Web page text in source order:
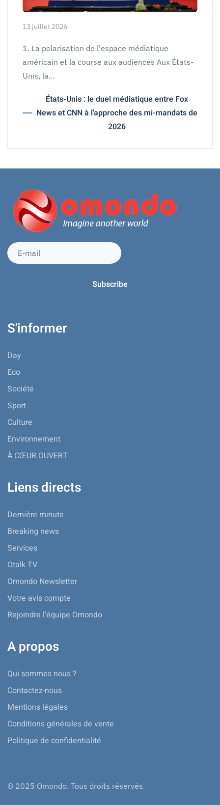
13 juillet 2026
1. La polarisation de l'espace médiatique
américain et la course aux audiences Aux États-
Unis, la…
États-Unis : le duel médiatique entre Fox
News et CNN à l'approche des mi-mandats de
2026
S'informer
Day
Eco
Société
Sport
Culture
Environnement
À CŒUR OUVERT
Liens directs
Dernière minute
Breaking news
Services
Otalk TV
Omondo Newsletter
Votre avis compte
Rejoindre l'équipe Omondo
A propos
Qui sommes nous ?
Contactez-nous
Mentions légales
Conditions générales de vente
Politique de confidentialité
© 2025 Omondo. Tous droits réservés.